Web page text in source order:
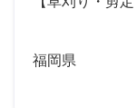
福岡県